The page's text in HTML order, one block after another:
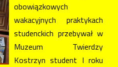
obowiązkowych
wakacyjnych praktykach
studenckich przebywał w
Muzeum Twierdzy
Kostrzyn student I roku